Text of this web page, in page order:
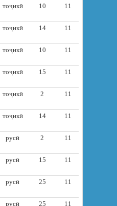
тоҷикӣ 10 11
тоҷикӣ 14 11
тоҷикӣ 10 11
тоҷикӣ 15 11
тоҷикӣ 2 11
тоҷикӣ 14 11
русӣ 2 11
русӣ 15 11
русӣ 25 11
русӣ 25 11